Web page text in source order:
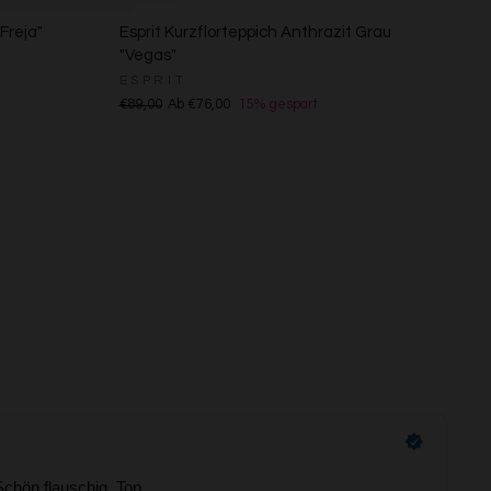
Esprit Kurzflorteppich Anthrazit Grau
"Vegas"
€89,00 Ab €76,00 15% gespart